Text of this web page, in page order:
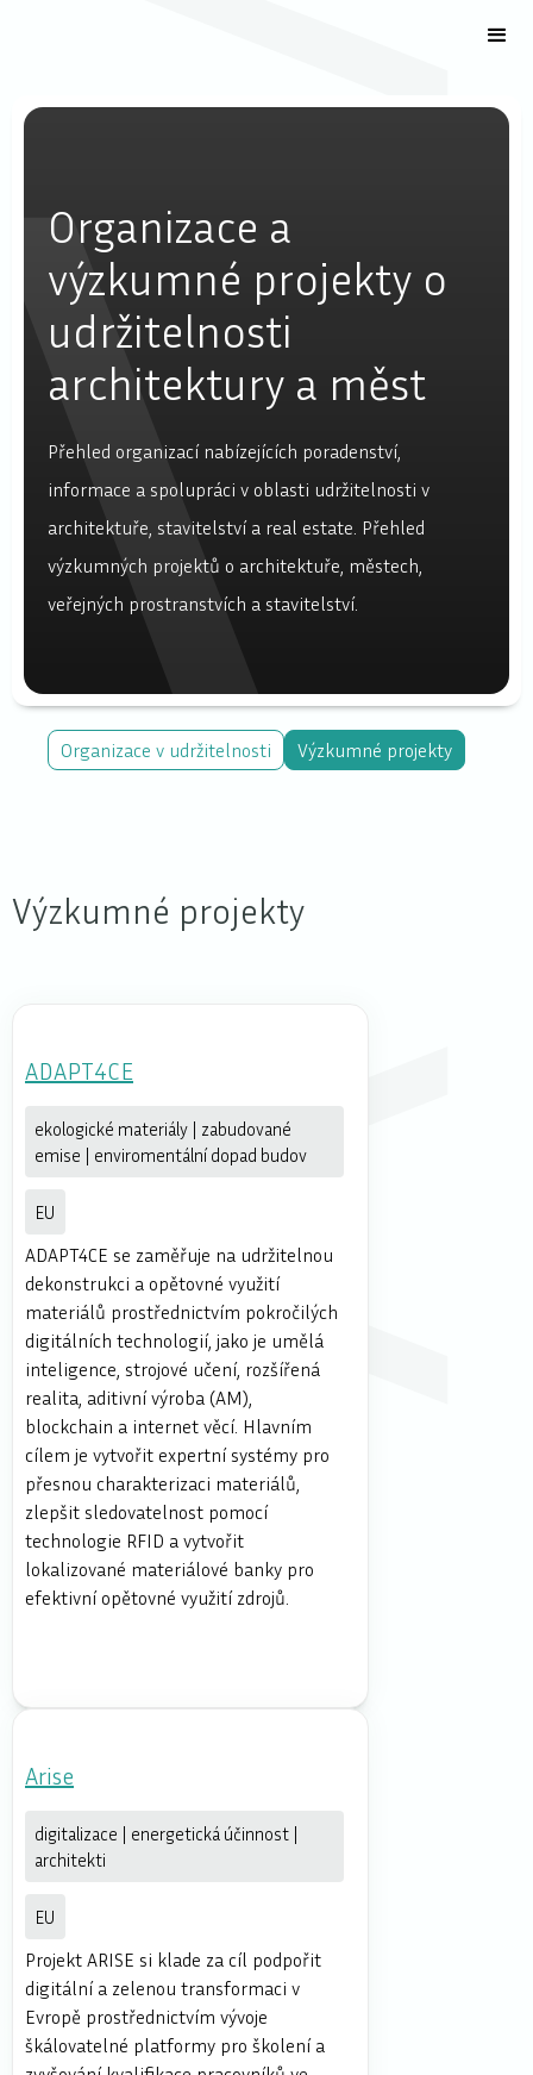
Organizace a
výzkumné projekty o
udržitelnosti
architektury a měst
Přehled organizací nabízejících poradenství,
informace a spolupráci v oblasti udržitelnosti v
architektuře, stavitelství a real estate. Přehled
výzkumných projektů o architektuře, městech,
veřejných prostranstvích a stavitelství.
Organizace v udržitelnosti Výzkumné projekty
Výzkumné projekty
ADAPT4CE
ekologické materiály | zabudované
emise | enviromentální dopad budov
EU
ADAPT4CE se zaměřuje na udržitelnou
dekonstrukci a opětovné využití
materiálů prostřednictvím pokročilých
digitálních technologií, jako je umělá
inteligence, strojové učení, rozšířená
realita, aditivní výroba (AM),
blockchain a internet věcí. Hlavním
cílem je vytvořit expertní systémy pro
přesnou charakterizaci materiálů,
zlepšit sledovatelnost pomocí
technologie RFID a vytvořit
lokalizované materiálové banky pro
efektivní opětovné využití zdrojů.
Arise
digitalizace | energetická účinnost |
architekti
EU
Projekt ARISE si klade za cíl podpořit
digitální a zelenou transformaci v
Evropě prostřednictvím vývoje
škálovatelné platformy pro školení a